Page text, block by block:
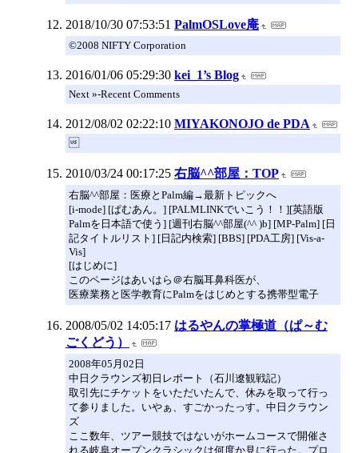
2018/10/30 07:53:51 PalmOSLove庵
©2008 NIFTY Corporation
2016/01/06 05:29:30 kei_1’s Blog
Next »-Recent Comments
2012/08/02 02:22:10 MIYAKONOJO de PDA
2010/03/24 00:17:25 右脳^^部屋：TOP
右脳^^部屋：医療とPalm編→最新トピックへ
[i-mode] [ぱむあん。] [PALMLINKでいこう！！][英語版
Palmを日本語で使う] [週刊右脳^^部屋(^^ )b] [MP-Palm] [日
記タイトルリスト] [日記内検索] [BBS] [PDA工房] [Vis-a-
Vis]
[はじめに]
このページはあいはら＠右脳耳鼻科医が、
医療業務と医学教育にPalmをはじめとする携帯型電子
2008/05/02 14:05:17 はるやんの掌極道（ぱ～む
ごくどう）
2008年05月02日
中日クラウンズ初日レポート（石川遼観戦記）
取引先にチケットをいただいたんで、休みを取って行っ
て参りました。いやぁ、すごかったっす。中日クラウン
ズ
ここ数年、ツアー競技ではないがホームコースで開催さ
れる岐阜オープンクラシックは何度か見に行った。プロ